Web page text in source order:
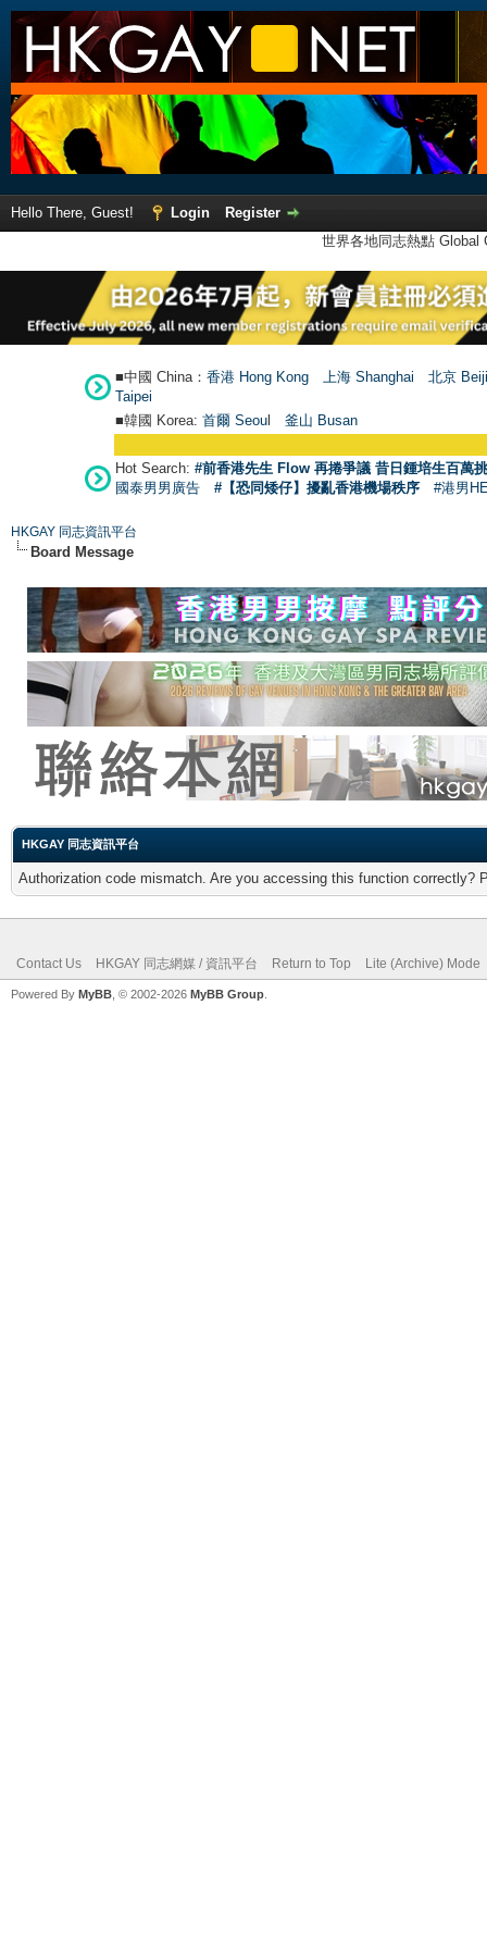
Hello There, Guest! Login
Register
世界各地同志熱點
■中國 China： 香港 Hong Kong 上海 Shanghai
北京
Taipei
■韓國 Korea: 首爾 Seoul 釜山 Busan
Hot Search: #前香港先生 Flow 再捲爭議 昔日鍾培生百萬
國泰男男廣告
#【恐同矮仔】擾亂香港機場秩序 #港男
HKGAY 同志資訊平台
Board Message
HKGAY 同志資訊平台
Authorization code mismatch. Are you accessing this function correctly?
Contact Us HKGAY 同志網媒 / 資訊平台 Return to Top Lite (Archive) Mode
Powered By MyBB , © 2002-2026 MyBB Group